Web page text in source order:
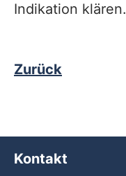
Indikation klären.
Zurück
Kontakt